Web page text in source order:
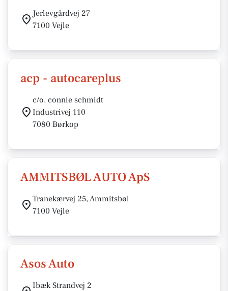
Jerlevgårdvej 27
7100 Vejle
acp - autocareplus
c/o. connie schmidt
Industrivej 110
7080 Børkop
AMMITSBØL AUTO ApS
Tranekærvej 25, Ammitsbøl
7100 Vejle
Asos Auto
Ibæk Strandvej 2